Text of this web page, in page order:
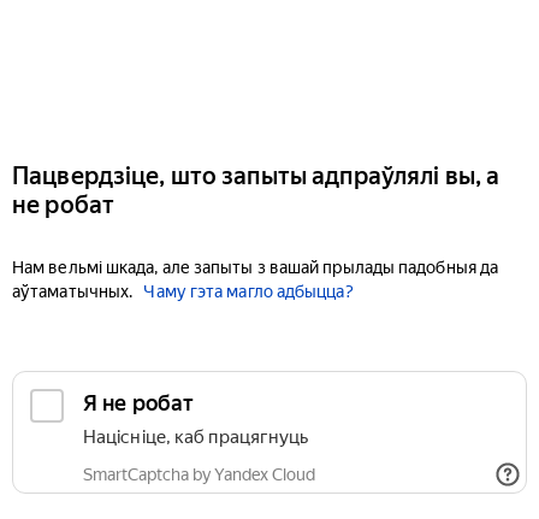
Пацвердзіце, што запыты адпраўлялі вы, а
не робат
Нам вельмі шкада, але запыты з вашай прылады падобныя да
аўтаматычных.
Чаму гэта магло адбыцца?
Я не робат
Націсніце, каб працягнуць
SmartCaptcha by Yandex Cloud